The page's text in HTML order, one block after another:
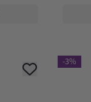
-3%